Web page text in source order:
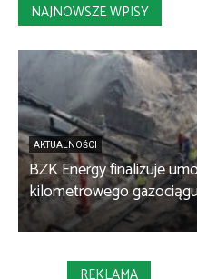
NAJNOWSZE WPISY
AKTUALNOŚCI
BZK Energy finalizuje
kilometrowego